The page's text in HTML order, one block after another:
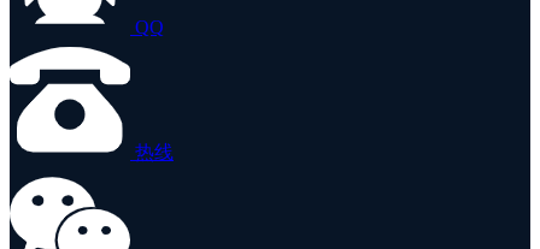
QQ
热线